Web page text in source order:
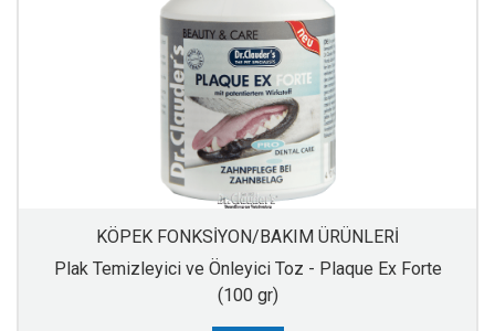
KÖPEK FONKSİYON/BAKIM ÜRÜNLERİ
Plak Temizleyici ve Önleyici Toz - Plaque Ex Forte
(100 gr)